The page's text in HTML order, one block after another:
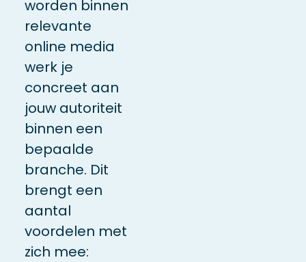
worden binnen
relevante
online media
werk je
concreet aan
jouw autoriteit
binnen een
bepaalde
branche. Dit
brengt een
aantal
voordelen met
zich mee: